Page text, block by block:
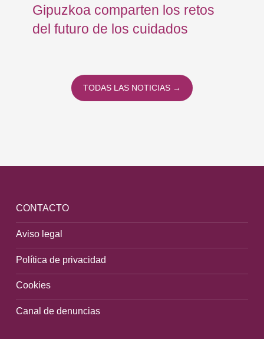
Gipuzkoa comparten los retos
del futuro de los cuidados
TODAS LAS NOTICIAS →
CONTACTO
Aviso legal
Política de privacidad
Cookies
Canal de denuncias